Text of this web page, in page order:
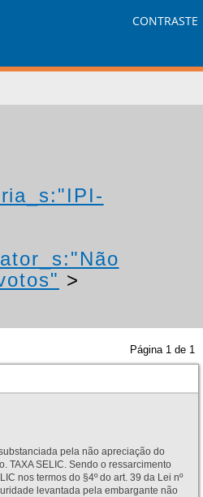
CONTRASTE
>
Página 1 de 1
pela não apreciação do
TAXA SELIC. Sendo o ressarcimento
nos termos do §4º do art. 39 da Lei nº
levantada pela embargante não